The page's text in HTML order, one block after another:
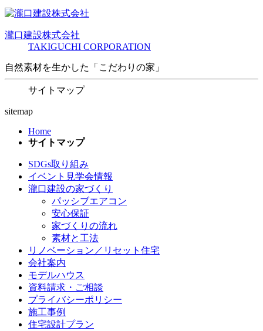
瀧口建設株式会社
TAKIGUCHI CORPORATION
自然素材を生かした「こだわりの家」
サイトマップ
sitemap
Home
サイトマップ
SDGs取り組み
イベント見学会情報
瀧口建設の家づくり
パッシブエアコン
安心保証
家づくりの流れ
素材と工法
リノベーション／リセット住宅
会社案内
モデルハウス
資料請求・ご相談
プライバシーポリシー
施工事例
住宅設計プラン